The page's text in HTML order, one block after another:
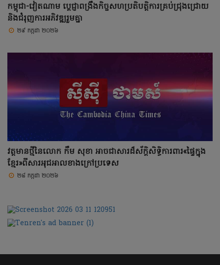
កម្ពុជា-វៀតណាម ប្តេជ្ញាពង្រឹងកិច្ចសហប្រតិបត្តិការគ្រប់ជ្រុងជ្រោយ
និងជំរុញការអភិវឌ្ឍរួមគ្នា
២៩ កក្កដា ២០២៦
វត្តមានថ្មីនៃលោក កឹម សុខា អាចជាសារដ៏ស័ក្តិសិទ្ធិការពារ«ផ្ទៃក្នុង
ខ្មែរ»ពីសារអុជអាលខាងក្រៅប្រទេស
២៨ កក្កដា ២០២៦